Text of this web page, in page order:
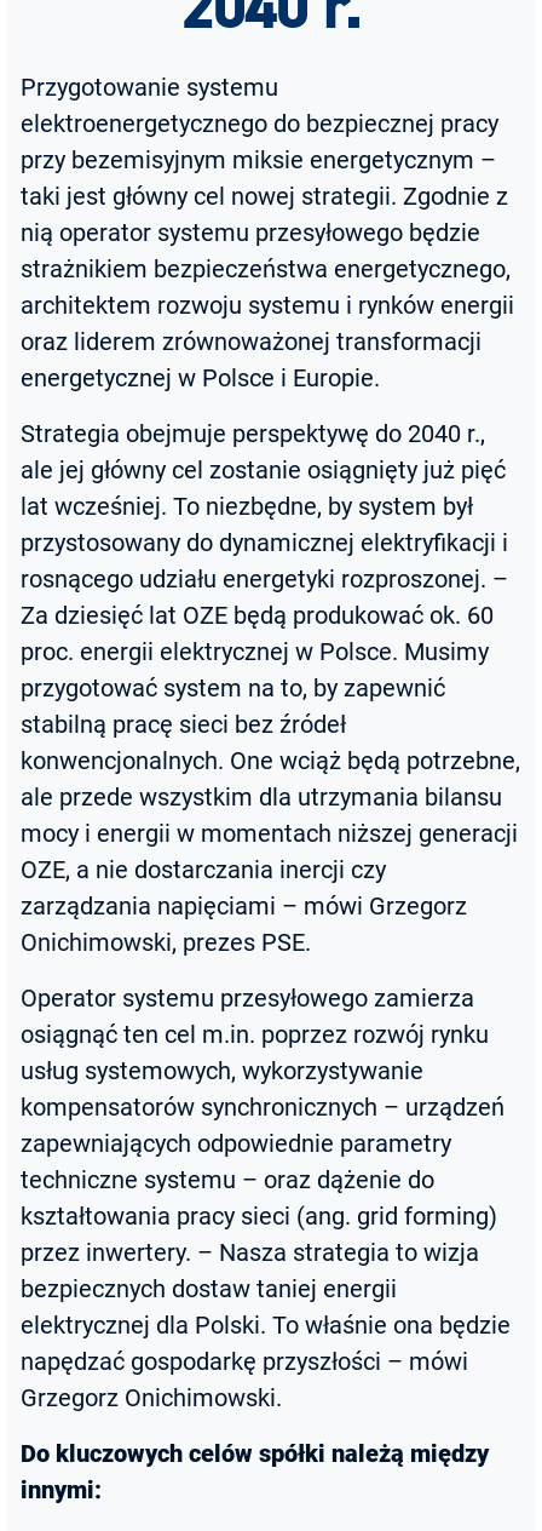
Przygotowanie systemu
elektroenergetycznego do bezpiecznej pracy
przy bezemisyjnym miksie energetycznym –
taki jest główny cel nowej strategii. Zgodnie z
nią operator systemu przesyłowego będzie
strażnikiem bezpieczeństwa energetycznego,
architektem rozwoju systemu i rynków energii
oraz liderem zrównoważonej transformacji
energetycznej w Polsce i Europie.
Strategia obejmuje perspektywę do 2040 r.,
ale jej główny cel zostanie osiągnięty już pięć
lat wcześniej. To niezbędne, by system był
przystosowany do dynamicznej elektryfikacji i
rosnącego udziału energetyki rozproszonej. –
Za dziesięć lat OZE będą produkować ok. 60
proc. energii elektrycznej w Polsce. Musimy
przygotować system na to, by zapewnić
stabilną pracę sieci bez źródeł
konwencjonalnych. One wciąż będą potrzebne,
ale przede wszystkim dla utrzymania bilansu
mocy i energii w momentach niższej generacji
OZE, a nie dostarczania inercji czy
zarządzania napięciami – mówi Grzegorz
Onichimowski, prezes PSE.
Operator systemu przesyłowego zamierza
osiągnąć ten cel m.in. poprzez rozwój rynku
usług systemowych, wykorzystywanie
kompensatorów synchronicznych – urządzeń
zapewniających odpowiednie parametry
techniczne systemu – oraz dążenie do
kształtowania pracy sieci (ang. grid forming)
przez inwertery. – Nasza strategia to wizja
bezpiecznych dostaw taniej energii
elektrycznej dla Polski. To właśnie ona będzie
napędzać gospodarkę przyszłości – mówi
Grzegorz Onichimowski.
Do kluczowych celów spółki należą między
innymi: